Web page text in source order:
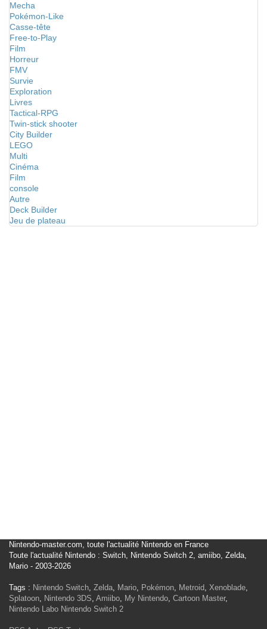
Mecha
Pokémon-Like
Casse-tête
Free-to-Play
Film
Horreur
FMV
Survie
Exploration
Livres
Tactical-RPG
Twin-stick shooter
City Builder
LEGO
Multi
Cinéma
Film
console
Autre
Deck Builder
Jeu de plateau
Nintendo-master.com, toute l'actualité Nintendo en France
Toute l'actualité Nintendo : Switch, Nintendo Switch 2, amiibo, Zelda,
Mario - 2003-2026
Tags : Nintendo Switch, Zelda, Mario, Pokémon, Metroid, Xenoblade,
Splatoon, Nintendo 3DS, Amiibo, My Nintendo, Cartoon Master,
Nintendo Labo Nintendo Switch 2